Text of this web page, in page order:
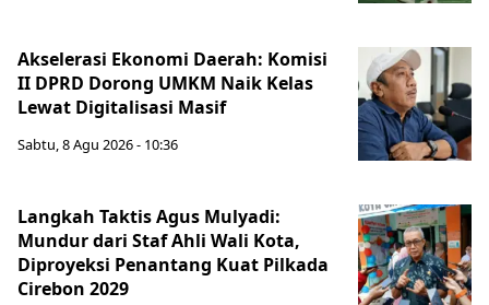
Akselerasi Ekonomi Daerah: Komisi
II DPRD Dorong UMKM Naik Kelas
Lewat Digitalisasi Masif
Sabtu, 8 Agu 2026 - 10:36
Langkah Taktis Agus Mulyadi:
Mundur dari Staf Ahli Wali Kota,
Diproyeksi Penantang Kuat Pilkada
Cirebon 2029